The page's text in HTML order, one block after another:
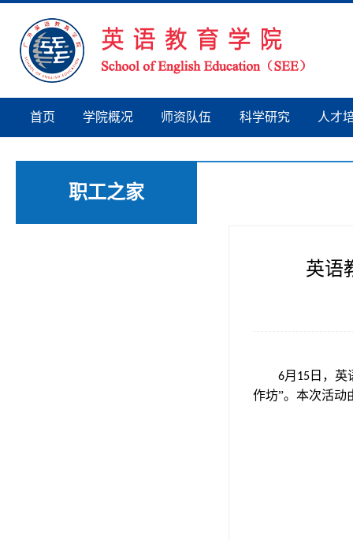
首页 学院概况 师资队伍 科学研究 人才
职工之家
英语
6月 15 日，
作坊”。本次活动